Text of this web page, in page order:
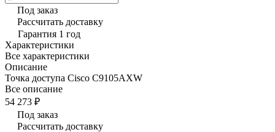
Под заказ
Рассчитать доставку
Гарантия 1 год
Характеристики
Все характеристики
Описание
Точка доступа Cisco C9105AXW
Все описание
54 273 ₽
Под заказ
Рассчитать доставку